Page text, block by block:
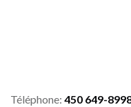
Téléphone: 450 649-